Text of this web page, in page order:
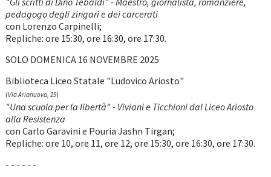
pedagogo degli zingari e dei carcerati
con Lorenzo Carpinelli;
Repliche: ore 15:30, ore 16:30, ore 17:30.
SOLO DOMENICA 16 NOVEMBRE 2025
Biblioteca Liceo Statale "Ludovico Ariosto"
(Via Arianuova, 19)
"Una scuola per la libertà" - Viviani e Ticchioni dal Liceo Ariosto
alla Resistenza
con Carlo Garavini e Pouria Jashn Tirgan;
Repliche: ore 10, ore 11, ore 12, ore 15:30, ore 16:30, ore 17:30.
- - - - - -